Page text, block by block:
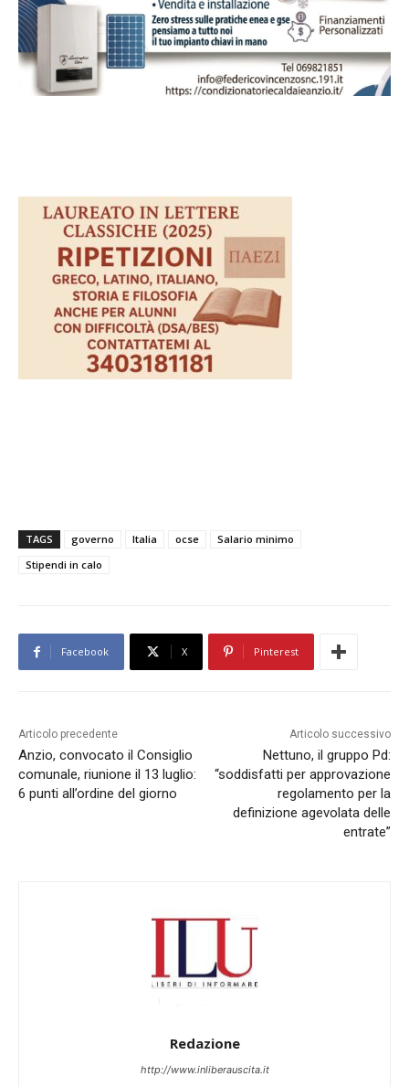
TAGS governo Italia ocse
Salario minimo
Stipendi in calo
Facebook X Pinterest
Articolo precedente
Anzio, convocato il Consiglio
comunale, riunione il 13 luglio:
6 punti all’ordine del giorno
Articolo successivo
Nettuno, il gruppo Pd:
“soddisfatti per approvazione
regolamento per la
definizione agevolata delle
entrate”
Redazione
http://www.inliberauscita.it